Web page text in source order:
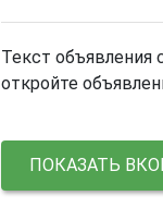
Текст объявления
откройте
ПОКАЗАТЬ